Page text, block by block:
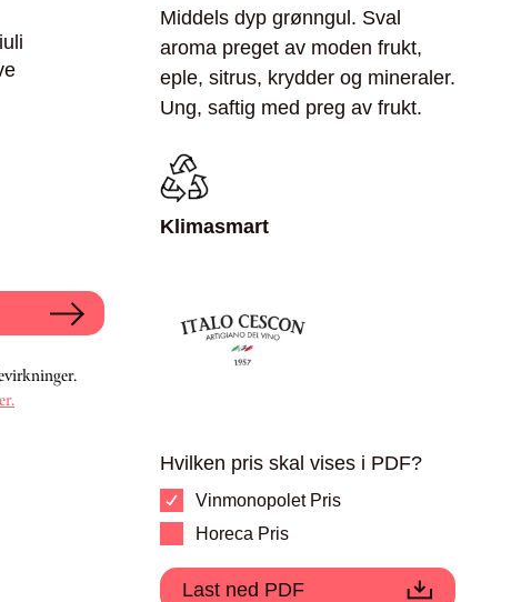
Middels dyp grønngul. Sval
aroma preget av moden frukt,
eple, sitrus, krydder og mineraler.
Ung, saftig med preg av frukt.
Klimasmart
Hvilken pris skal vises i PDF?
Vinmonopolet Pris
Horeca Pris
Last ned PDF